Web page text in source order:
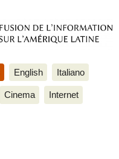
English Italiano
Cinema Internet